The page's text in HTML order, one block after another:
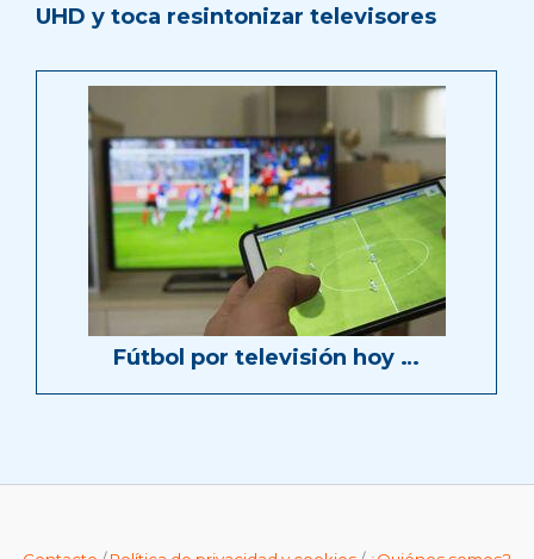
UHD y toca resintonizar televisores
Fútbol por televisión hoy …